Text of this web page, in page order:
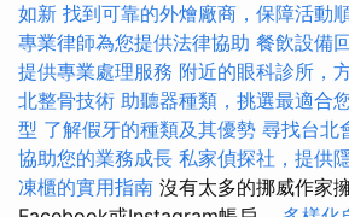
如新 找到可靠的外燴廠商，保障活動
專業律師為您提供法律協助 餐飲設備
提供專業處理服務 附近的眼科診所，
北整骨技術 助聽器種類，挑選最適合
型 了解假牙的種類及其優勢 尋找台北
協助您的業務成長 私家偵探社，提供
凍櫃的實用指南 沒有太多的挪威作家